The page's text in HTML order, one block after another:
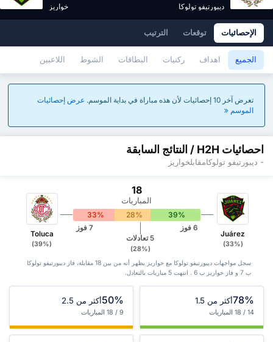
ديبورتيفو تولوكا خواريز
الإحصائيات توقعات الترتيب
الجميع اهداف ركنيات البطاقات الشوط اللاعبين
تعرض آخر 10 إحصائيات لأن هذه مباراة في بداية الموسم.
عرض إحصائيات
الموسم
احصائيات H2H / النتائج السابقة
- ديبورتيفو تولوكامقابلخواريز
Toluca
(39%)
18
المباريات
39%
28%
33%
7 فوز
5 تعادلات
(28%)
6 فوز
Juárez
(33%)
سجل مواجهات ديبورتيفو تولوكا مع خواريز يظهر أنه من بين 18 ‏مقابلة، فاز ديبورتيفو تولوكا
ب 7 و فاز خواريز ب 6 . انتهت 5 مباريات بالتعادل.
78%أكثر من 1.5
14 / 18 المباريات
50%أكثر من 2.5
9 / 18 المباريات